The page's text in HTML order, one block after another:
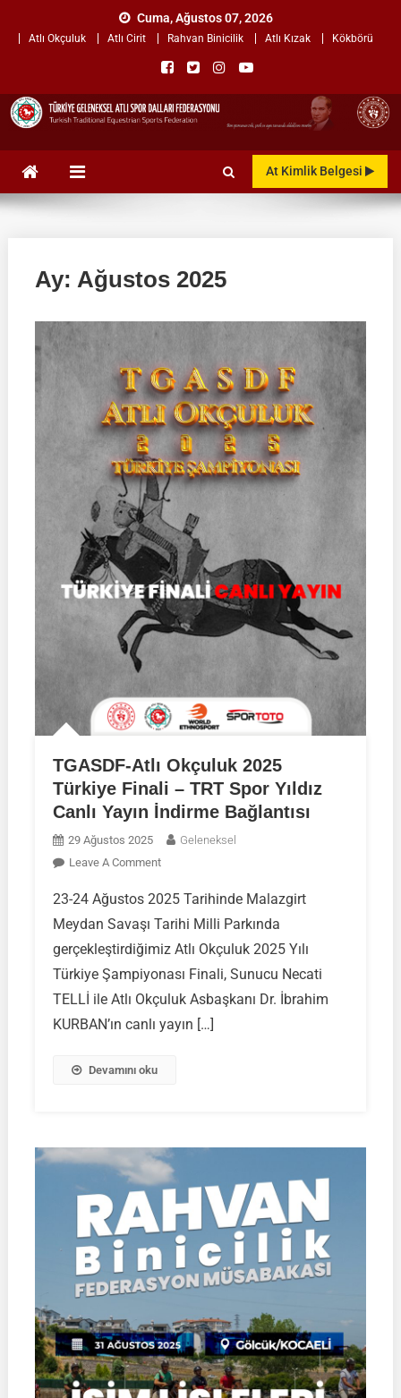
Cuma, Ağustos 07, 2026
Atlı Okçuluk Atlı Cirit Rahvan Binicilik Atlı Kızak Kökbörü
TÜRKİYE GELENEKSEL ATLI
SPOR DALLARIAt Kimlik Belgesi
Ay: Ağustos 2025
TGASDF-Atlı Okçuluk 2025
Türkiye Finali – TRT Spor Yıldız
Canlı Yayın İndirme Bağlantısı
29 Ağustos 2025
Geleneksel
Leave A CommentOn
Atlı
Okçuluk
2025
–
TRT
Bağlantısı
23-24 Ağustos 2025 Tarihinde Malazgirt
Meydan Savaşı Tarihi Milli Parkında
gerçekleştirdiğimiz Atlı Okçuluk 2025 Yılı
Türkiye Şampiyonası Finali, Sunucu Necati
TELLİ ile Atlı Okçuluk Asbaşkanı Dr. İbrahim
KURBAN’ın canlı yayın […]
Devamını oku